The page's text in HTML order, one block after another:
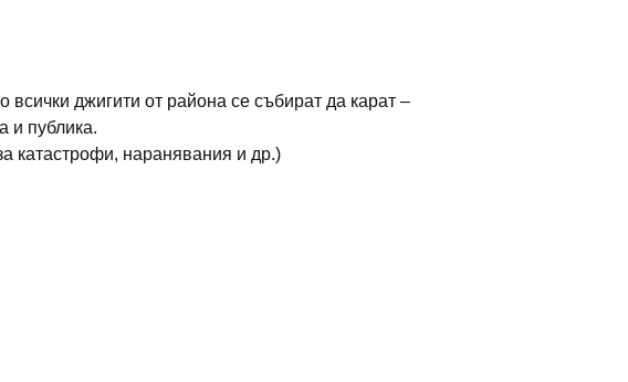
джигити от района се събират да карат –
и публика.
катастрофи, наранявания и др.)